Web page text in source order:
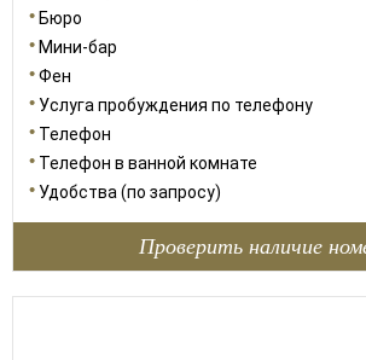
Бюро
Мини-бар
Фен
Услуга пробуждения по телефону
Телефон
Телефон в ванной комнате
Удобства (по запросу)
Проверить наличие